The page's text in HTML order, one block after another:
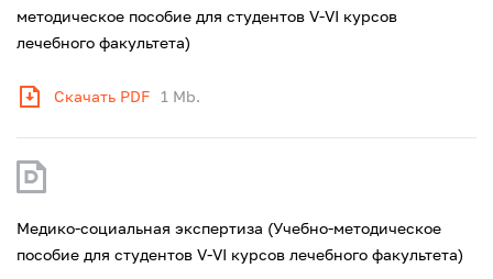
методическое пособие для студентов V-VI курсов
лечебного факультета)
Скачать PDF 1 Mb.
Медико-социальная экспертиза (Учебно-методическое
пособие для студентов V-VI курсов лечебного факультета)